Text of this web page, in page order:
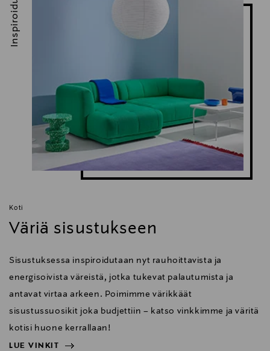
info@hay.dk
Avainsanat
Koti
Väriä sisustukseen
Sisustuksessa inspiroidutaan nyt rauhoittavista ja
energisoivista väreistä, jotka tukevat palautumista ja
antavat virtaa arkeen. Poimimme värikkäät
sisustussuosikit joka budjettiin – katso vinkkimme ja väritä
kotisi huone kerrallaan!
LUE VINKIT
Inspiroidu